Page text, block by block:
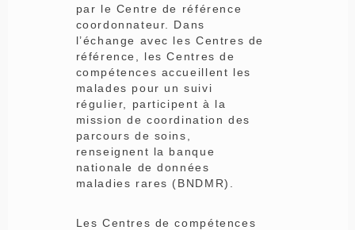
par le Centre de référence
coordonnateur. Dans
l’échange avec les Centres de
référence, les Centres de
compétences accueillent les
malades pour un suivi
régulier, participent à la
mission de coordination des
parcours de soins,
renseignent la banque
nationale de données
maladies rares (BNDMR).
Les Centres de compétences